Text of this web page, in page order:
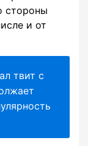
стороны
и от
твит с